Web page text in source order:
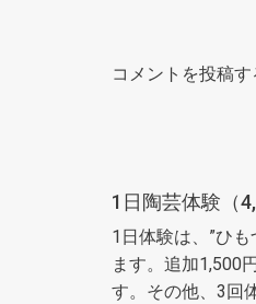
コメントを投稿す
1日陶芸体験（
1日体験は、”ひ
ます。追加1,500
す。その他、3回